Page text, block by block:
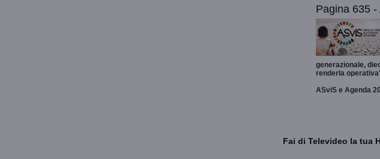
Pagina 635 -
generazionale,
renderla
ASviS e Agenda
Fai di Televideo la tua